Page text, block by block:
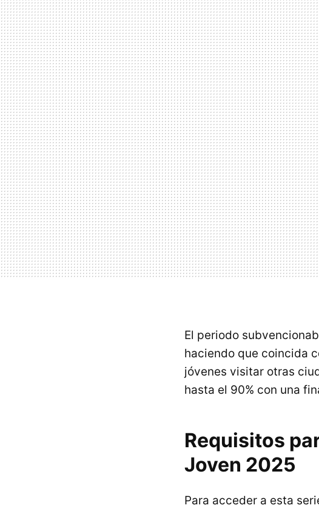
El periodo
haciendo que coincida
jóvenes visitar otras
hasta el 90% con una
Requisitos
Joven 2025
Para acceder a esta